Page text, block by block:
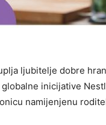
ljubitelje dobre
globalne inicijative
namijenjenu